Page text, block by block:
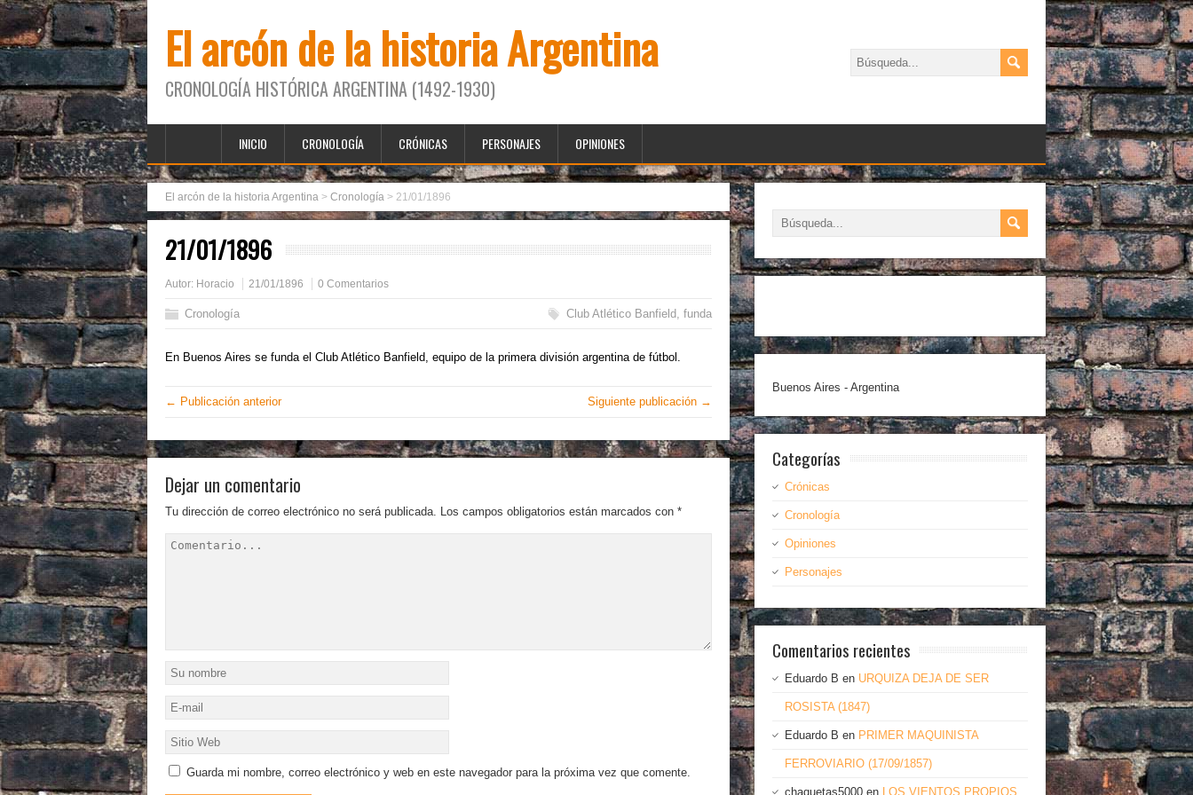
El arcón de la historia Argentina
CRONOLOGÍA HISTÓRICA ARGENTINA (1492-1930)
INICIO CRONOLOGÍA CRÓNICAS PERSONAJES OPINIONES
El arcón de la historia Argentina > Cronología > 21/01/1896
21/01/1896
Autor: Horacio 21/01/1896 0 Comentarios
Cronología Club Atlético Banfield, funda
En Buenos Aires se funda el Club Atlético Banfield, equipo de la primera división argentina de fútbol.
← Publicación anterior Siguiente publicación →
Dejar un comentario
Tu dirección de correo electrónico no será publicada. Los campos obligatorios están marcados con *
Guarda mi nombre, correo electrónico y web en este navegador para la próxima vez que comente.
Buenos Aires - Argentina
Categorías
Crónicas
Cronología
Opiniones
Personajes
Comentarios recientes
Eduardo B en URQUIZA DEJA DE SER
ROSISTA (1847)
Eduardo B en PRIMER MAQUINISTA
FERROVIARIO (17/09/1857)
chaquetas5000 en LOS VIENTOS PROPIOS